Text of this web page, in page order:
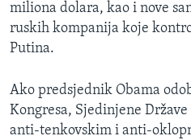
Jezici
miliona dolara, kao i nove
ruskih kompanija koje
Putina.
Ako predsjednik Obama
Kongresa, Sjedinjene
anti-tenkovskim i anti-